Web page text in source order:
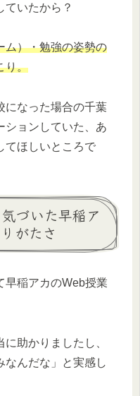
ていたから？
ム）・勉強の姿勢の
り。
になった場合の千葉
ションしていた、あ
てほしいところで
づいた早稲ア
がたさ
早稲アカのWeb授業
助かりましたし、
なんだな」と実感し